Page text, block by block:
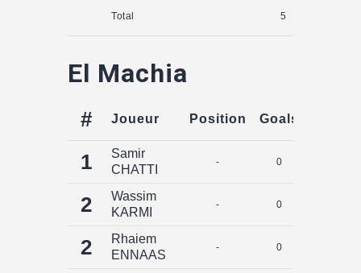
Total 5
El Machia
# Joueur Position Goals
1
Samir
CHATTI
- 0
2
Wassim
KARMI
- 0
2
Rhaiem
ENNAAS
- 0